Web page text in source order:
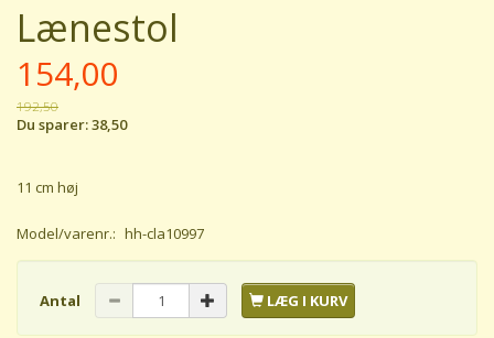
Lænestol
154,00
192,50
Du sparer:38,50
11 cm høj
Model/varenr.: hh-cla10997
Antal LÆG I KURV